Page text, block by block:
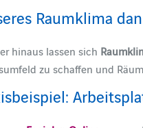
Raumklima
hinaus lassen sich
zu schaffen und